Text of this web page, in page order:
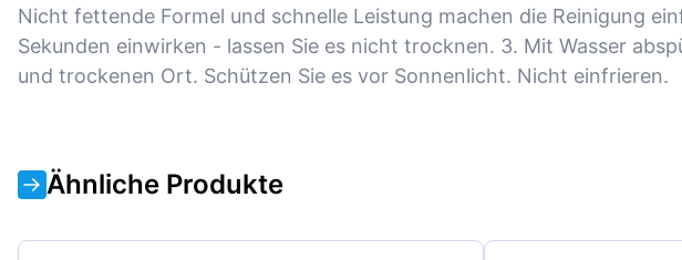
Nicht fettende Formel und schnelle Leistung machen die Reinigung
Sekunden einwirken - lassen Sie es nicht trocknen. 3. Mit Wasser
und trockenen Ort. Schützen Sie es vor Sonnenlicht. Nicht einfrieren.
Ähnliche Produkte